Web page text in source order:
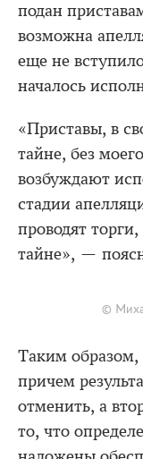
подан
возможна
еще не
началось
«Приставы, в
тайне, без
возбуждают
стадии
проводят
тайне», —
©
Таким образом,
причем
отменить, а
то, что